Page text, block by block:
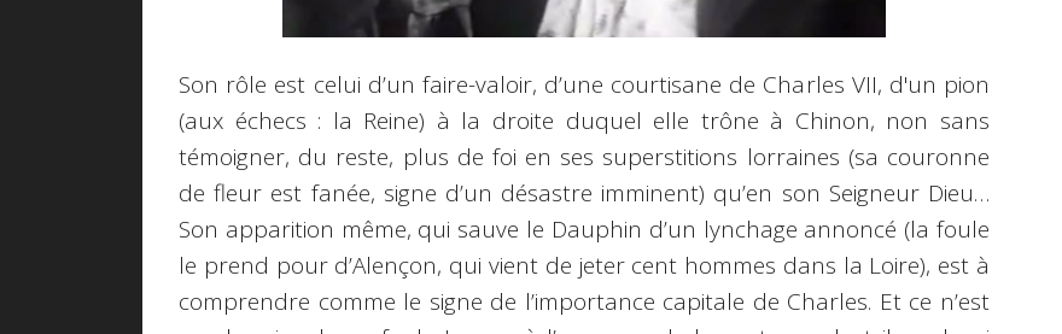
Son rôle est celui d’un faire-valoir, d’une courtisane de Charles VII, d'un pion
(aux échecs : la Reine) à la droite duquel elle trône à Chinon, non sans
témoigner, du reste, plus de foi en ses superstitions lorraines (sa couronne
de fleur est fanée, signe d’un désastre imminent) qu’en son Seigneur Dieu…
Son apparition même, qui sauve le Dauphin d’un lynchage annoncé (la foule
le prend pour d’Alençon, qui vient de jeter cent hommes dans la Loire), est à
comprendre comme le signe de l’importance capitale de Charles. Et ce n’est